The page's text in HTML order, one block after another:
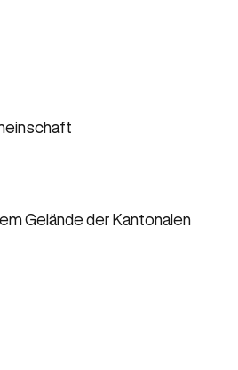
Gelände der Kantonalen